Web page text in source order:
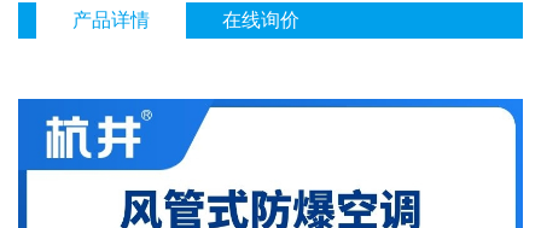
产品详情 在线询价